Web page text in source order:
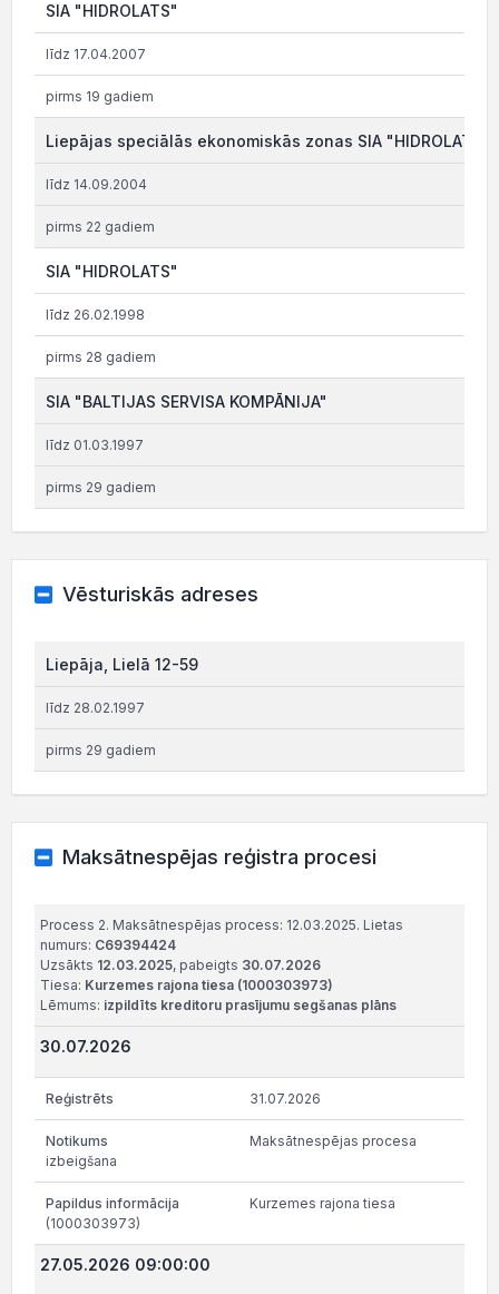
SIA "HIDROLATS"
līdz 17.04.2007
pirms 19 gadiem
Liepājas speciālās ekonomiskās zonas SIA "HIDROLATS"
līdz 14.09.2004
pirms 22 gadiem
SIA "HIDROLATS"
līdz 26.02.1998
pirms 28 gadiem
SIA "BALTIJAS SERVISA KOMPĀNIJA"
līdz 01.03.1997
pirms 29 gadiem
Vēsturiskās adreses
Liepāja, Lielā 12-59
līdz 28.02.1997
pirms 29 gadiem
Maksātnespējas reģistra procesi
Process 2. Maksātnespējas process: 12.03.2025. Lietas
numurs: C69394424
Uzsākts 12.03.2025, pabeigts 30.07.2026
Tiesa: Kurzemes rajona tiesa (1000303973)
Lēmums: izpildīts kreditoru prasījumu segšanas plāns
30.07.2026
31.07.2026
Maksātnespējas procesa
izbeigšana
Kurzemes rajona tiesa
(1000303973)
27.05.2026 09:00:00